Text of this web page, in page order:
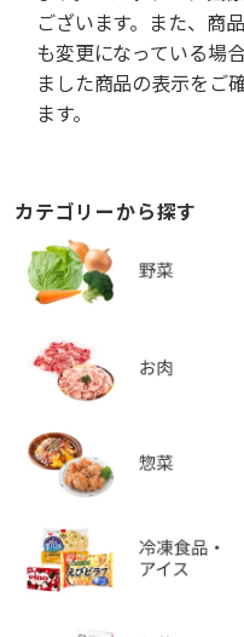
ございます。また、商
も変更になっている場
ました商品の表示をご
ます。
カテゴリーから探す